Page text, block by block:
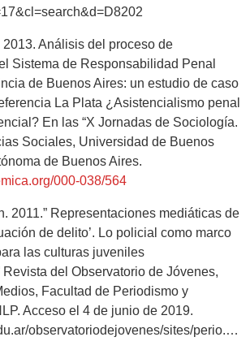
Análisis del proceso de
Sistema de Responsabilidad Penal
de Buenos Aires: un estudio de caso
La Plata ¿Asistencialismo penal
En las “X Jornadas de Sociología.
Sociales, Universidad de Buenos
de Buenos Aires.
000-038/564
2011.” Representaciones mediáticas de
de delito’. Lo policial como marco
las culturas juveniles
Revista del Observatorio de Jóvenes,
Facultad de Periodismo y
Acceso el 4 de junio de 2019.
www.perio.unlp.edu.ar/observatoriodejovenes/sites/perio.unlp.edu.ar.observatoriodejovenes